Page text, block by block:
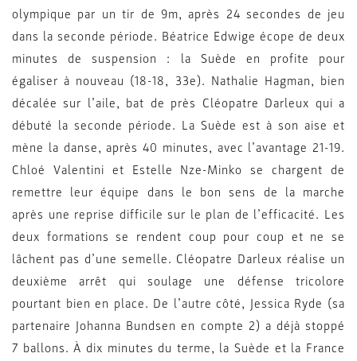
olympique par un tir de 9m, après 24 secondes de jeu
dans la seconde période. Béatrice Edwige écope de deux
minutes de suspension : la Suède en profite pour
égaliser à nouveau (18-18, 33e). Nathalie Hagman, bien
décalée sur l’aile, bat de près Cléopatre Darleux qui a
débuté la seconde période. La Suède est à son aise et
mène la danse, après 40 minutes, avec l’avantage 21-19.
Chloé Valentini et Estelle Nze-Minko se chargent de
remettre leur équipe dans le bon sens de la marche
après une reprise difficile sur le plan de l’efficacité. Les
deux formations se rendent coup pour coup et ne se
lâchent pas d’une semelle. Cléopatre Darleux réalise un
deuxième arrêt qui soulage une défense tricolore
pourtant bien en place. De l’autre côté, Jessica Ryde (sa
partenaire Johanna Bundsen en compte 2) a déjà stoppé
7 ballons. À dix minutes du terme, la Suède et la France